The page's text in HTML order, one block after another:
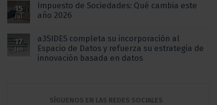
15
Jul
Impuesto de Sociedades: Qué cambia este
año 2026
17
Jun
a3SIDES completa su incorporación al
Espacio de Datos y refuerza su estrategia de
innovación basada en datos
SÍGUENOS EN LAS REDES SOCIALES